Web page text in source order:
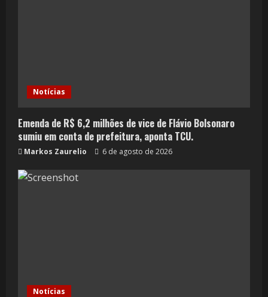
Notícias
Emenda de R$ 6,2 milhões de vice de Flávio Bolsonaro
sumiu em conta de prefeitura, aponta TCU.
Markos Zaurelio 6 de agosto de 2026
Notícias